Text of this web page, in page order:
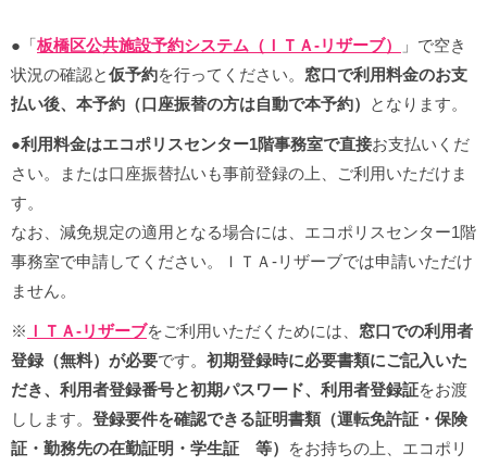
●「板橋区公共施設予約システム（ＩＴＡ-リザーブ）
」で空き
状況の確認と仮予約を行ってください。 窓口で利用料金のお支
払い後、本予約（口座振替の方は自動で本予約）
となります。
●利用料金はエコポリスセンター1階事務室で直接お支払いくだ
さい。または口座振替払いも事前登録の上、ご利用いただけま
す。
なお、減免規定の適用となる場合には、エコポリスセンター1階
事務室で申請してください。ＩＴＡ-リザーブでは申請いただけ
ません。
※ ＩＴＡ-リザーブをご利用いただくためには、 窓口での利用者
登録（無料）が必要です。 初期登録時に必要書類にご記入いた
だき、利用者登録番号と初期パスワード、利用者登録証をお渡
しします。 登録要件を確認できる証明書類（運転免許証・保険
証・勤務先の在勤証明・学生証 等）
をお持ちの上、エコポリ